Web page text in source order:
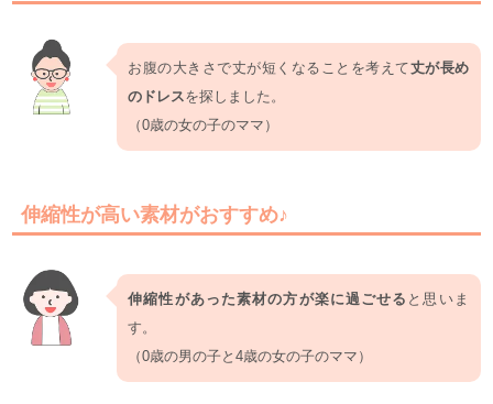
お腹の大きさで丈が短くなることを考えて丈が長め
のドレスを探しました。
（0歳の女の子のママ）
伸縮性が高い素材がおすすめ♪
伸縮性があった素材の方が楽に過ごせる と思いま
す。
（0歳の男の子と4歳の女の子のママ）